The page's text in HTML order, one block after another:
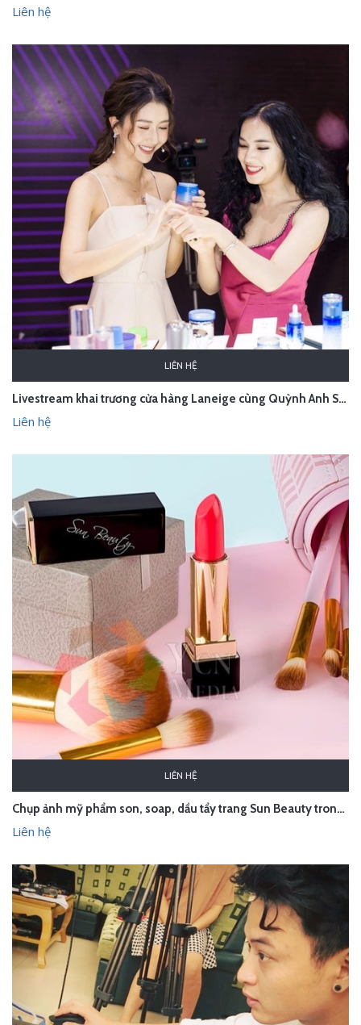
Liên hệ
LIÊN HỆ
Livestream khai trương cửa hàng Laneige cùng Quỳnh Anh Shyn - Hà Nội
Liên hệ
LIÊN HỆ
Chụp ảnh mỹ phẩm son, soap, dầu tẩy trang Sun Beauty trong studio Hà Nội
Liên hệ